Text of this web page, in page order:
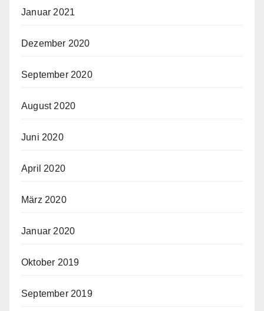
Januar 2021
Dezember 2020
September 2020
August 2020
Juni 2020
April 2020
März 2020
Januar 2020
Oktober 2019
September 2019